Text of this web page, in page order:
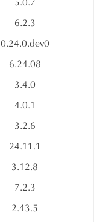
6.2.3
0.24.0.dev0
6.24.08
3.4.0
4.0.1
3.2.6
24.11.1
3.12.8
7.2.3
2.43.5